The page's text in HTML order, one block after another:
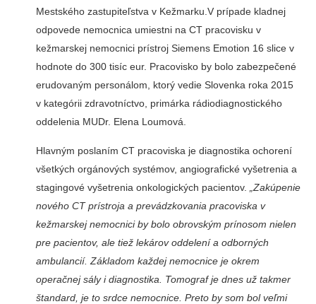
Mestského zastupiteľstva v Kežmarku.V prípade kladnej
odpovede nemocni­ca umiestni na CT pracovis­ku v
kežmarskej nemocnici prístroj Siemens Emotion 16 slice v
hodnote do 300 tisíc eur. Pracovisko by bolo zabezpečené
erudovaným personálom, ktorý vedie Slo­venka roka 2015
v kategórii zdravotníctvo, primárka rá­diodiagnostického
oddelenia MUDr. Elena Loumová.
Hlavným poslaním CT pracoviska je diagnostika ochorení
všetkých orgáno­vých systémov, angiografické vyšetrenia a
stagingové vy­šetrenia onkologických pa­cientov.
„Zakúpenie
nového CT prístroja a prevádzkova­nia pracoviska v
kežmarskej nemocnici by bolo obrovským prínosom nielen
pre pacien­tov, ale tiež lekárov oddele­ní a odborných
ambulancií. Základom každej nemocni­ce je okrem
operačnej sály i diagnostika. Tomograf je dnes už takmer
štandard, je to srdce nemocnice. Preto by som bol veľmi